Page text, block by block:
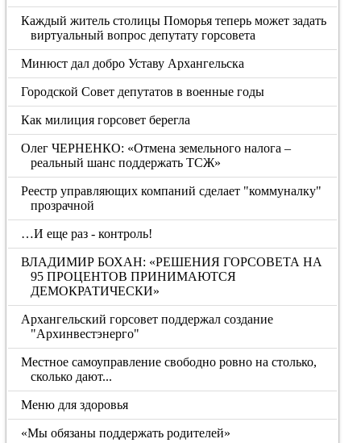
Каждый житель столицы Поморья теперь может задать
виртуальный вопрос депутату горсовета
Минюст дал добро Уставу Архангельска
Городской Совет депутатов в военные годы
Как милиция горсовет берегла
Олег ЧЕРНЕНКО: «Отмена земельного налога –
реальный шанс поддержать ТСЖ»
Реестр управляющих компаний сделает "коммуналку"
прозрачной
…И еще раз - контроль!
ВЛАДИМИР БОХАН: «РЕШЕНИЯ ГОРСОВЕТА НА
95 ПРОЦЕНТОВ ПРИНИМАЮТСЯ
ДЕМОКРАТИЧЕСКИ»
Архангельский горсовет поддержал создание
"Архинвестэнерго"
Местное самоуправление свободно ровно на столько,
сколько дают...
Меню для здоровья
«Мы обязаны поддержать родителей»